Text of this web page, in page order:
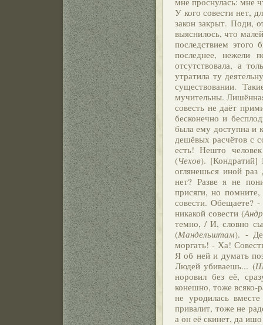
У кого совести нет,
закон закрыт. Поди,
выяснилось, что
последствием
последнее, нежели
отсутствовала, а
утратила ту
существовании.
мучительны.
совесть не даёт
бесконечно и
была ему доступна и
дешёвых расчётов с
есть! Нешто
(Чехов). [Кондратий]
оглянешься иной
нет? Разве я не
присяги, но
совести. Обещаете?
никакой совести (
темно, / И, словно
(Мандельштам). -
моргать! - Ха!
Я об ней и думать
Людей убиваешь... (
норовил без её,
конешно, тоже всяко-
не уродилась
привалит, тоже не
а он её скинет, да